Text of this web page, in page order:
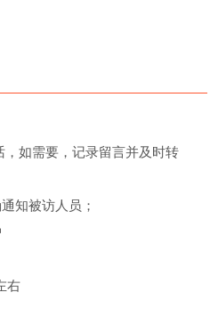
如需要，记录留言并及时转
知被访人员；
右